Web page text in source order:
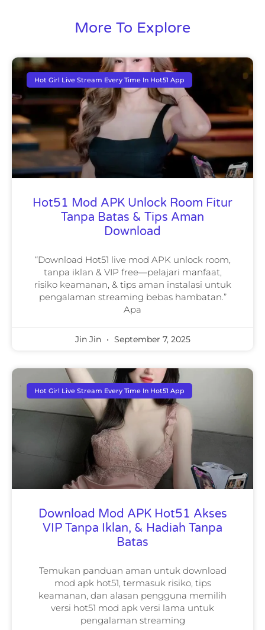
More To Explore
Hot Girl Live Stream Every Time In Hot51 App
Hot51 Mod APK Unlock Room Fitur
Tanpa Batas & Tips Aman
Download
“Download Hot51 live mod APK unlock room,
tanpa iklan & VIP free—pelajari manfaat,
risiko keamanan, & tips aman instalasi untuk
pengalaman streaming bebas hambatan.”
Apa
Jin Jin September 7, 2025
Hot Girl Live Stream Every Time In Hot51 App
Download Mod APK Hot51 Akses
VIP Tanpa Iklan, & Hadiah Tanpa
Batas
Temukan panduan aman untuk download
mod apk hot51, termasuk risiko, tips
keamanan, dan alasan pengguna memilih
versi hot51 mod apk versi lama untuk
pengalaman streaming